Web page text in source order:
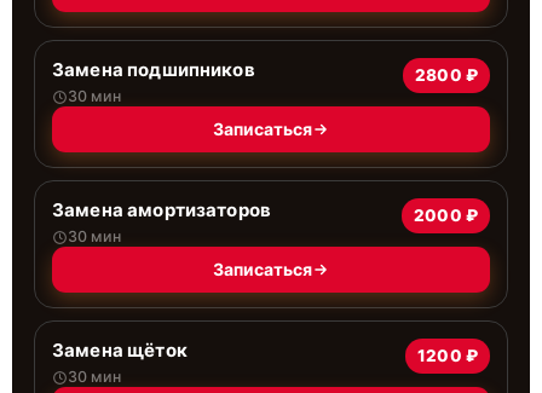
Замена подшипников
30 мин
2800 ₽
Записаться
Замена амортизаторов
30 мин
2000 ₽
Записаться
Замена щёток
30 мин
1200 ₽